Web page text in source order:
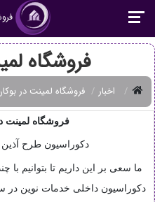
فروشگاه
اخبار فروشگاه لمینت در
فروشگاه لمینت
دکوراسیون طرح
ما سعی بر این داریم تا بتوانیم
دکوراسیون داخلی خدمات نوین در